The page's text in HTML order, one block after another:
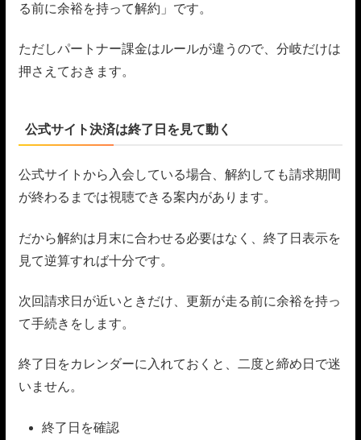
る前に余裕を持って解約」です。
ただしパートナー課金はルールが違うので、分岐だけは
押さえておきます。
公式サイト決済は終了日を見て動く
公式サイトから入会している場合、解約しても請求期間
が終わるまでは視聴できる案内があります。
だから解約は月末に合わせる必要はなく、終了日表示を
見て逆算すれば十分です。
次回請求日が近いときだけ、更新が走る前に余裕を持っ
て手続きをします。
終了日をカレンダーに入れておくと、二度と締め日で迷
いません。
終了日を確認